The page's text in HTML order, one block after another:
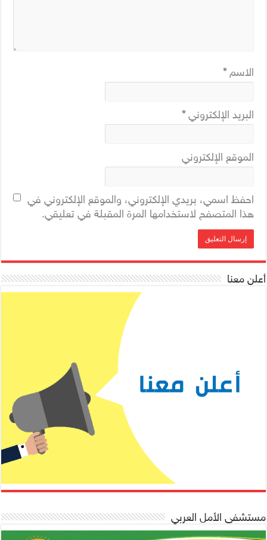
الاسم*
البريد الإلكتروني*
الموقع الإلكتروني
احفظ اسمي، بريدي الإلكتروني، والموقع الإلكتروني في
هذا المتصفح لاستخدامها المرة المقبلة في تعليقي.
أعلن معنا
مستشفى الأمل العربي